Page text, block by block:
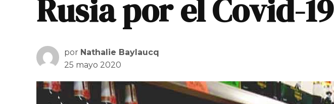
Rusia por el Covid-19
por Nathalie Baylaucq
25 mayo 2020